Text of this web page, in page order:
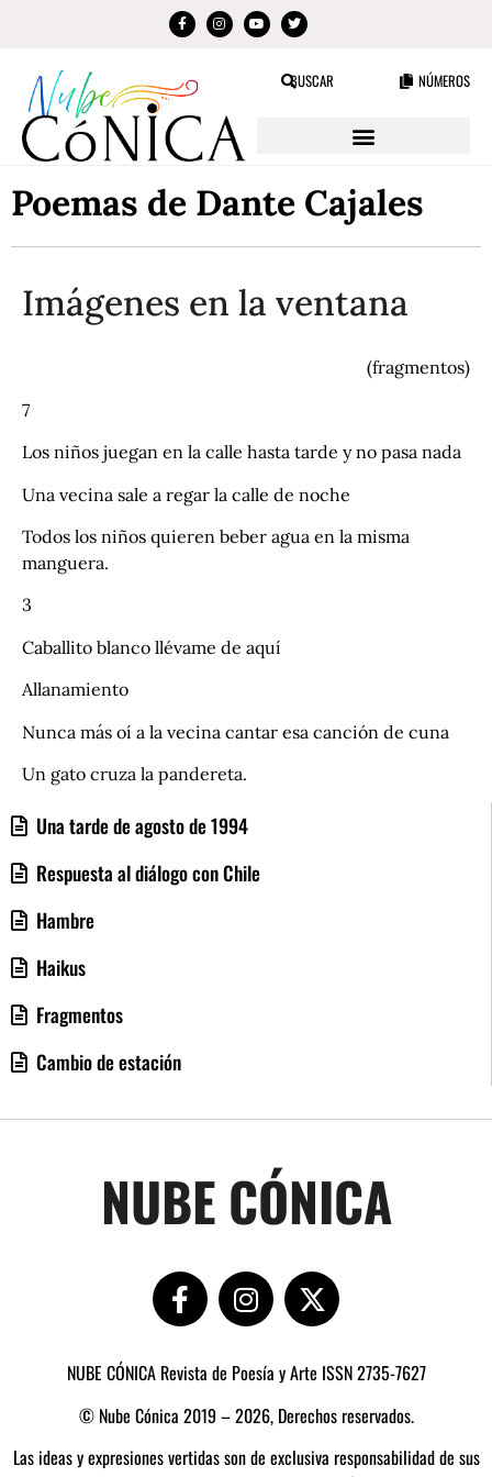
BUSCAR NÚMEROS
Poemas de Dante Cajales
Una tarde de agosto de 1994
Respuesta al diálogo con Chile
Hambre
Haikus
Fragmentos
Cambio de estación
Imágenes en la ventana
(fragmentos)
7
Los niños juegan en la calle hasta tarde y no pasa nada
Una vecina sale a regar la calle de noche
Todos los niños quieren beber agua en la misma
manguera.
3
Caballito blanco llévame de aquí
Allanamiento
Nunca más oí a la vecina cantar esa canción de cuna
Un gato cruza la pandereta.
NUBE CÓNICA
NUBE CÓNICA Revista de Poesía y Arte ISSN 2735-7627
© Nube Cónica 2019 – 2026, Derechos reservados.
Las ideas y expresiones vertidas son de exclusiva responsabilidad de sus